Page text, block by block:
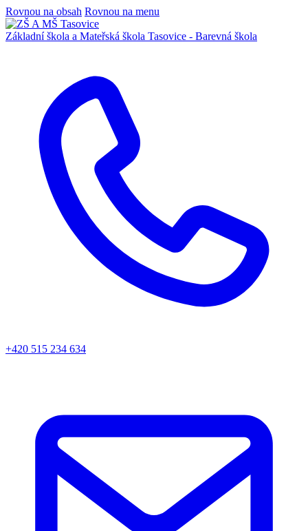
Rovnou na obsah Rovnou na menu
Základní škola a Mateřská škola Tasovice - Barevná škola
+420 515 234 634